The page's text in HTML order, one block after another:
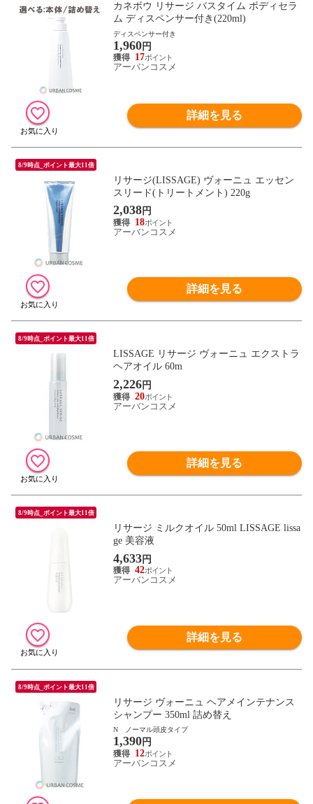
カネボウ リサージ バスタイム ボディセラ
ム ディスペンサー付き(220ml)
ディスペンサー付き
1,960円
17
アーバンコスメ
詳細を見る
8/9時点_ポイント最大11倍
リサージ(LISSAGE) ヴォーニュ エッセン
スリード(トリートメント) 220g
2,038円
18
アーバンコスメ
詳細を見る
8/9時点_ポイント最大11倍
LISSAGE リサージ ヴォーニュ エクストラ
ヘアオイル 60m
2,226円
20
アーバンコスメ
詳細を見る
8/9時点_ポイント最大11倍
リサージ ミルクオイル 50ml LISSAGE lissa
ge 美容液
4,633円
42
アーバンコスメ
詳細を見る
8/9時点_ポイント最大11倍
リサージ ヴォーニュ ヘアメインテナンス
シャンプー 350ml 詰め替え
N ノーマル頭皮タイプ
1,390円
12
アーバンコスメ